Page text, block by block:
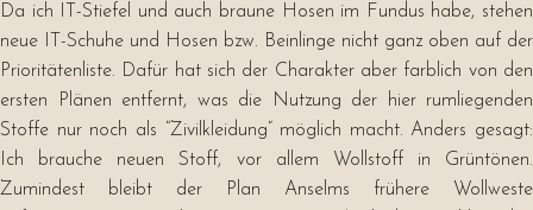
Da ich IT-Stiefel und auch braune Hosen im Fundus habe, stehen
neue IT-Schuhe und Hosen bzw. Beinlinge nicht ganz oben auf der
Prioritätenliste. Dafür hat sich der Charakter aber farblich von den
ersten Plänen entfernt, was die Nutzung der hier rumliegenden
Stoffe nur noch als “Zivilkleidung” möglich macht. Anders gesagt:
Ich brauche neuen Stoff, vor allem Wollstoff in Grüntönen.
Zumindest bleibt der Plan Anselms frühere Wollweste